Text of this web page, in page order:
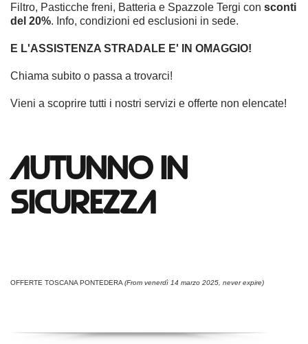
Filtro, Pasticche freni, Batteria e Spazzole Tergi con sconti
del 20%. Info, condizioni ed esclusioni in sede.
E L'ASSISTENZA STRADALE E' IN OMAGGIO!
Chiama subito o passa a trovarci!
Vieni a scoprire tutti i nostri servizi e offerte non elencate!
AUTUNNO IN
SICUREZZA
OFFERTE TOSCANA PONTEDERA (From venerdì 14 marzo 2025, never expire)